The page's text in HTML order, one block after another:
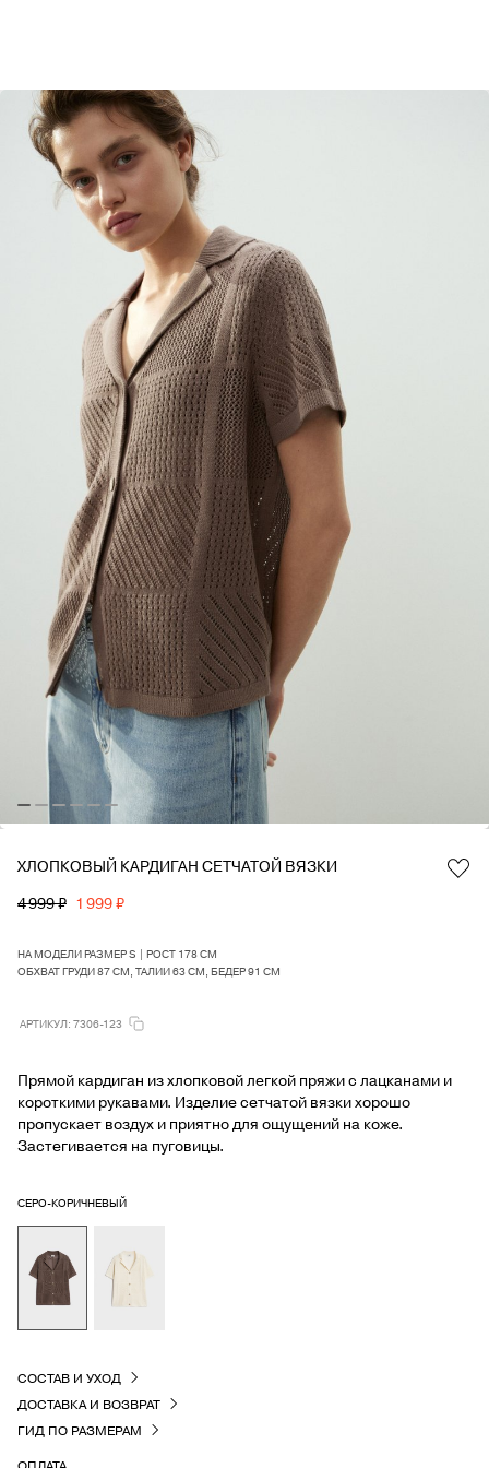
ХЛОПКОВЫЙ КАРДИГАН СЕТЧАТОЙ ВЯЗКИ
4 999 ₽ 1 999 ₽
НА МОДЕЛИ РАЗМЕР S | РОСТ 178 СМ
ОБХВАТ ГРУДИ 87 СМ, ТАЛИИ 63 СМ, БЕДЕР 91 СМ
АРТИКУЛ: 7306-123
Прямой кардиган из хлопковой легкой пряжи с лацканами и
короткими рукавами. Изделие сетчатой вязки хорошо
пропускает воздух и приятно для ощущений на коже.
Застегивается на пуговицы.
СЕРО-КОРИЧНЕВЫЙ
СОСТАВ И УХОД
ДОСТАВКА И ВОЗВРАТ
ГИД ПО РАЗМЕРАМ